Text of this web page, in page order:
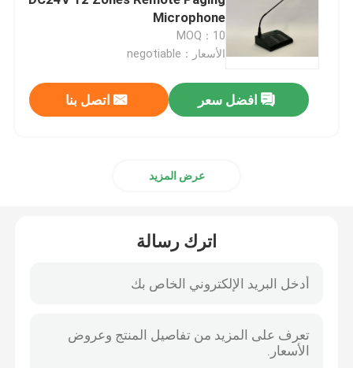
مكبرات صوت نظام PA
نظام PA لشبكة IP
المتحدث العمود صفيف الخط
نظام الإخلاء الصوتي
مشغل دي في دي الصوت
Microphone
MOQ：10
الأسعار：negotiable
افضل سعر اتصل بنا
عرض المزيد
اترك رسالة